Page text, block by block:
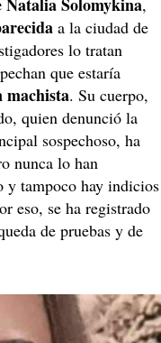
,
a la ciudad de
lo tratan
que estaría
machista. Su cuerpo,
quien denunció la
sospechoso, ha
nunca lo han
y tampoco hay indicios
eso, se ha registrado
de pruebas y de